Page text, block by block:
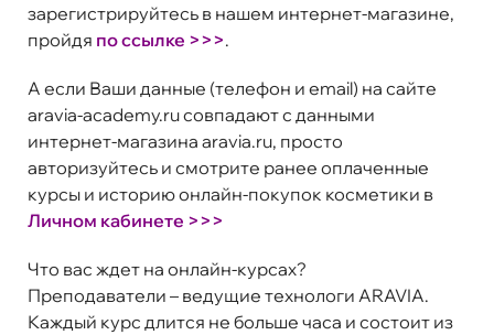
зарегистрируйтесь в нашем интернет-магазине,
пройдя по ссылке >>>.
А если Ваши данные (телефон и email) на сайте
aravia-academy.ru совпадают с данными
интернет-магазина aravia.ru, просто
авторизуйтесь и смотрите ранее оплаченные
курсы и историю онлайн-покупок косметики в
Личном кабинете >>>
Что вас ждет на онлайн-курсах?
Преподаватели – ведущие технологи ARAVIA.
Каждый курс длится не больше часа и состоит из